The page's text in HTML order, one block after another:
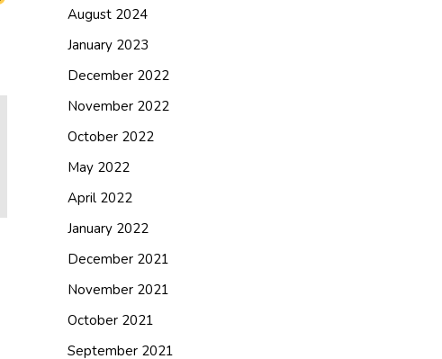
August 2024
January 2023
December 2022
November 2022
October 2022
May 2022
April 2022
January 2022
December 2021
November 2021
October 2021
September 2021